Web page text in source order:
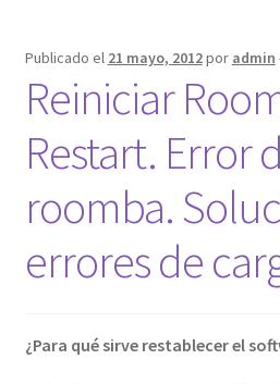
Publicado el 21 mayo, 2012por admin
Reiniciar
Restart. Error
roomba.
errores de
¿Para qué sirve restablecer el